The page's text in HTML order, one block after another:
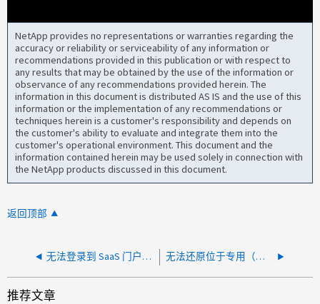
NetApp provides no representations or warranties regarding the
accuracy or reliability or serviceability of any information or
recommendations provided in this publication or with respect to
any results that may be obtained by the use of the information or
observance of any recommendations provided herein. The
information in this document is distributed AS IS and the use of this
information or the implementation of any recommendations or
techniques herein is a customer's responsibility and depends on
the customer's ability to evaluate and integrate them into the
customer's operational environment. This document and the
information contained herein may be used solely in connection with
the NetApp products discussed in this document.
返回顶部
无法登录到 SaaS 门户，并显示错误 "session expired.请重新登录 " 无法还原位于专用（已锁定）团队通道中的文件
推荐文章